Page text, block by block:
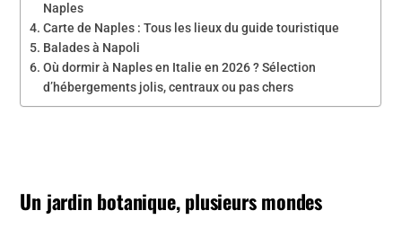
Naples
Carte de Naples : Tous les lieux du guide touristique
Balades à Napoli
Où dormir à Naples en Italie en 2026 ? Sélection
d’hébergements jolis, centraux ou pas chers
Un jardin botanique, plusieurs mondes